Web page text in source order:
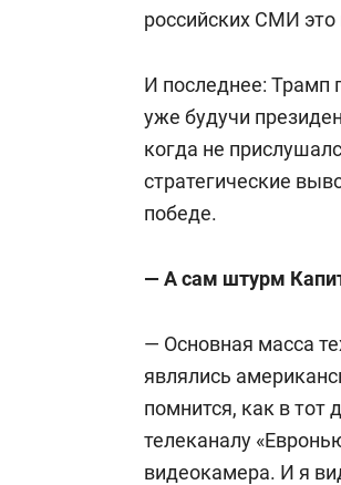
российских СМИ это
И последнее: Трамп
уже будучи
когда не
стратегические
победе.
— А сам штурм
— Основная масса
являлись
помнится, как в
телеканалу
видеокамера. И я